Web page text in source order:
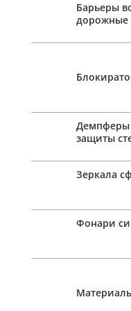
Барьеры
дорожные
Демпферы
защиты
Зеркала
Фонари